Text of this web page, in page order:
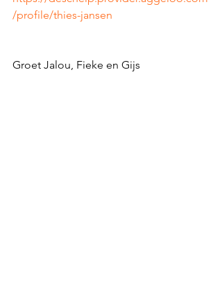
/profile/thies-jansen
Groet Jalou, Fieke en Gijs